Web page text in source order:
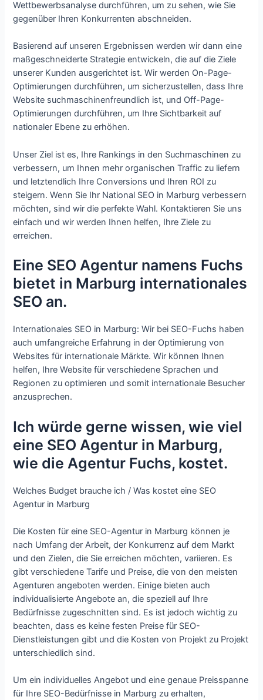
Wettbewerbsanalyse durchführen, um zu sehen, wie Sie
gegenüber Ihren Konkurrenten abschneiden.
Basierend auf unseren Ergebnissen werden wir dann eine
maßgeschneiderte Strategie entwickeln, die auf die Ziele
unserer Kunden ausgerichtet ist. Wir werden On-Page-
Optimierungen durchführen, um sicherzustellen, dass Ihre
Website suchmaschinenfreundlich ist, und Off-Page-
Optimierungen durchführen, um Ihre Sichtbarkeit auf
nationaler Ebene zu erhöhen.
Unser Ziel ist es, Ihre Rankings in den Suchmaschinen zu
verbessern, um Ihnen mehr organischen Traffic zu liefern
und letztendlich Ihre Conversions und Ihren ROI zu
steigern. Wenn Sie Ihr National SEO in Marburg verbessern
möchten, sind wir die perfekte Wahl. Kontaktieren Sie uns
einfach und wir werden Ihnen helfen, Ihre Ziele zu
erreichen.
Eine SEO Agentur namens Fuchs
bietet in Marburg internationales
SEO an.
Internationales SEO in Marburg: Wir bei SEO-Fuchs haben
auch umfangreiche Erfahrung in der Optimierung von
Websites für internationale Märkte. Wir können Ihnen
helfen, Ihre Website für verschiedene Sprachen und
Regionen zu optimieren und somit internationale Besucher
anzusprechen.
Ich würde gerne wissen, wie viel
eine SEO Agentur in Marburg,
wie die Agentur Fuchs, kostet.
Welches Budget brauche ich / Was kostet eine SEO
Agentur in Marburg
Die Kosten für eine SEO-Agentur in Marburg können je
nach Umfang der Arbeit, der Konkurrenz auf dem Markt
und den Zielen, die Sie erreichen möchten, variieren. Es
gibt verschiedene Tarife und Preise, die von den meisten
Agenturen angeboten werden. Einige bieten auch
individualisierte Angebote an, die speziell auf Ihre
Bedürfnisse zugeschnitten sind. Es ist jedoch wichtig zu
beachten, dass es keine festen Preise für SEO-
Dienstleistungen gibt und die Kosten von Projekt zu Projekt
unterschiedlich sind.
Um ein individuelles Angebot und eine genaue Preisspanne
für Ihre SEO-Bedürfnisse in Marburg zu erhalten,